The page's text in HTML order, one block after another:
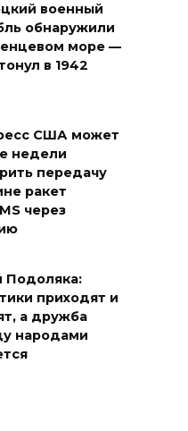
военный
обнаружили
море —
в 1942
США может
недели
передачу
ракет
через
Подоляка:
приходят и
а дружба
народами